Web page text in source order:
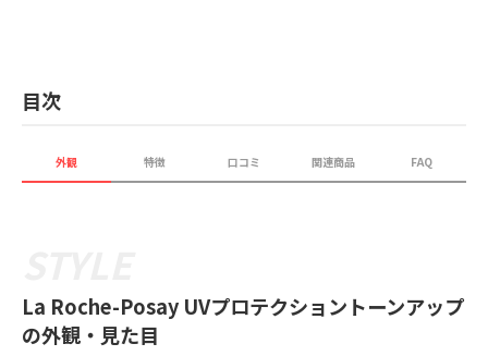
目次
外観 特徴 口コミ 関連商品 FAQ
La Roche-Posay UVプロテクショントーンアップ
の外観・見た目